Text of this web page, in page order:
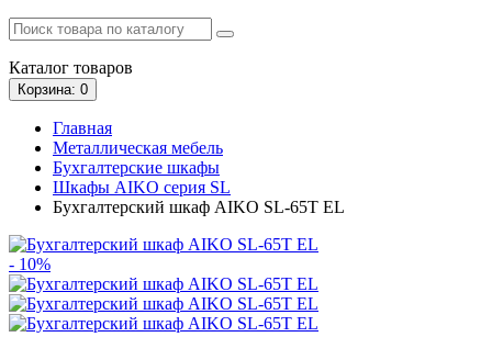
Каталог товаров
Корзина: 0
Главная
Металлическая мебель
Бухгалтерские шкафы
Шкафы AIKO серия SL
Бухгалтерский шкаф AIKO SL-65Т EL
- 10%